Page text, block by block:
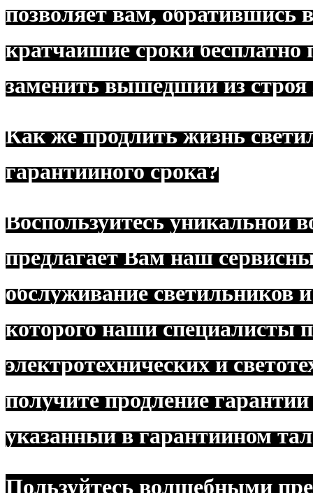
позволяет вам,
кратчайшие сроки бесплатно
заменить вышедший из строя
Как же продлить жизнь
гарантийного срока?
Воспользуйтесь уникальной
предлагает Вам наш
обслуживание светильников
которого наши специалисты
электротехнических и
получите продление
указанный в гарантийном
Пользуйтесь волшебными